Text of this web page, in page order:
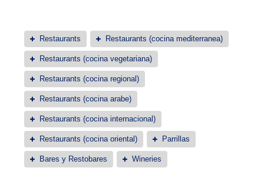
Restaurants Restaurants (cocina mediterranea)
Restaurants (cocina vegetariana)
Restaurants (cocina regional)
Restaurants (cocina arabe)
Restaurants (cocina internacional)
Restaurants (cocina oriental) Parrillas
Bares y Restobares Wineries